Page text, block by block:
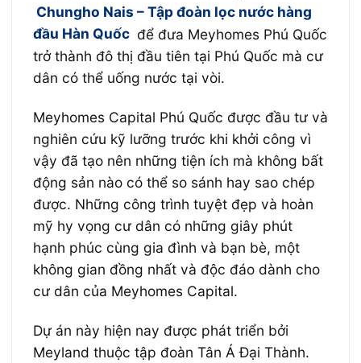
Chungho Nais – Tập đoàn lọc nước hàng
đầu Hàn Quốc để đưa Meyhomes Phú Quốc
trở thành đô thị đầu tiên tại Phú Quốc mà cư
dân có thể uống nước tại vòi.
Meyhomes Capital Phú Quốc được đầu tư và
nghiên cứu kỹ lưỡng trước khi khởi công vì
vậy đã tạo nên những tiện ích mà không bất
động sản nào có thể so sánh hay sao chép
được. Những công trình tuyệt đẹp và hoàn
mỹ hy vọng cư dân có những giây phút
hạnh phúc cùng gia đình và bạn bè, một
không gian đồng nhất và độc đáo dành cho
cư dân của Meyhomes Capital.
Dự án này hiện nay được phát triển bởi
Meyland thuộc tập đoàn Tân Á Đại Thành.